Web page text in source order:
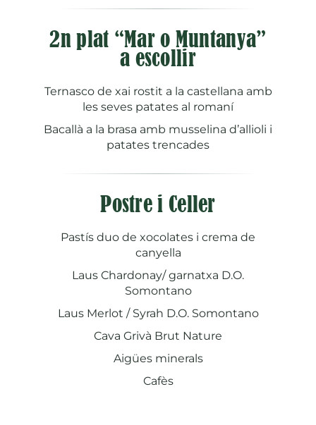
2n plat “Mar o Muntanya”
a escollir
Ternasco de xai rostit a la castellana amb
les seves patates al romaní
Bacallà a la brasa amb musselina d’allioli i
patates trencades
Postre i Celler
Pastís duo de xocolates i crema de
canyella
Laus Chardonay/ garnatxa D.O.
Somontano
Laus Merlot / Syrah D.O. Somontano
Cava Grivà Brut Nature
Aigües minerals
Cafès